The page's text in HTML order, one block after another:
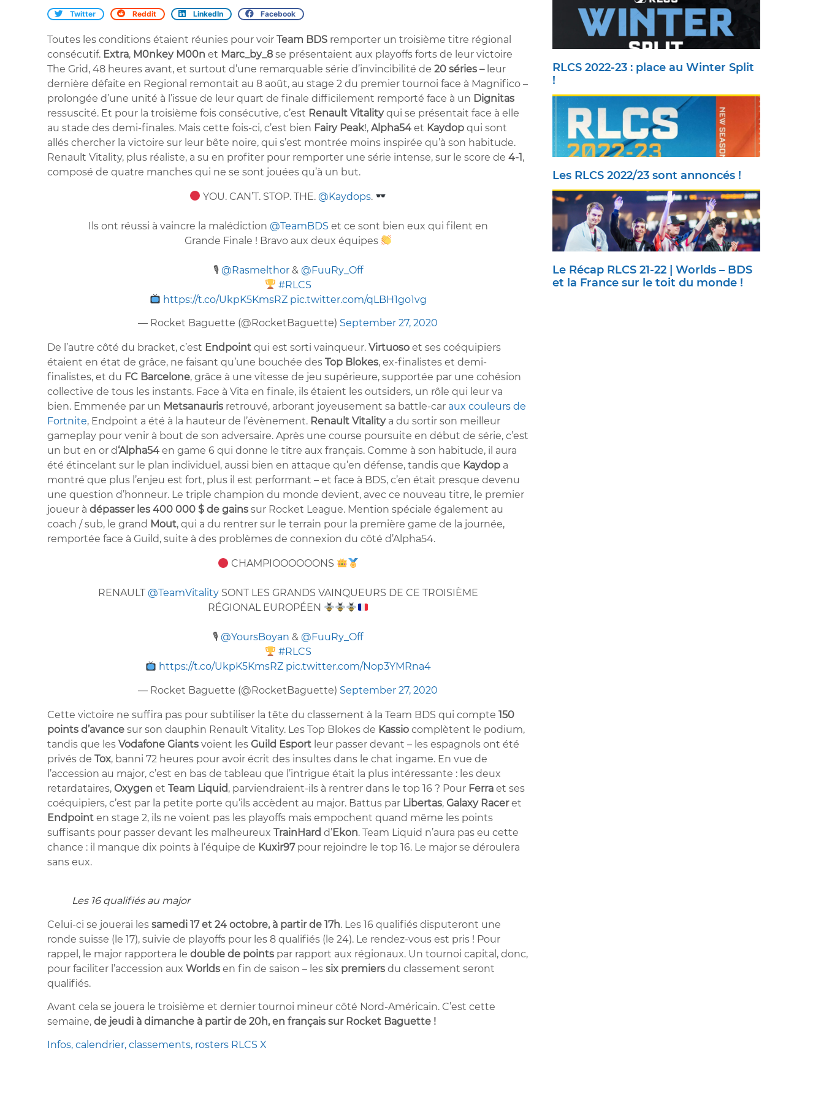
Twitter Reddit LinkedIn Facebook
Toutes les conditions étaient réunies pour voirTeam BDS remporter un troisième titre régional
consécutif. Extra, M0nkey M00net Marc_by_8se présentaient aux playoffs forts de leur victoire
The Grid, 48 heures avant, et surtout d’une remarquable série d’invincibilité de20 séries –leur
dernière défaite en Regional remontait au 8 août, au stage 2 du premier tournoi face à Magnifico –
prolongée d’une unité à l’issue de leur quart de finale difficilement remporté face à un Dignitas
ressuscité. Et pour la troisième fois consécutive, c’est Renault Vitalityqui se présentait face à elle
au stade des demi-finales. Mais cette fois-ci, c’est bien Fairy Peak!,Alpha54et Kaydopqui sont
allés chercher la victoire sur leur bête noire, qui s’est montrée moins inspirée qu’à son habitude.
Renault Vitality, plus réaliste, a su en profiter pour remporter une série intense, sur le score de4-1,
composé de quatre manches qui ne se sont jouées qu’à un but.
YOU. CAN’T. STOP. THE.@Kaydops.
Ils ont réussi à vaincre la malédiction @TeamBDS et ce sont bien eux qui filent en
Grande Finale ! Bravo aux deux équipes
🎙 @Rasmelthor& @FuuRy_Off
#RLCS
https://t.co/UkpK5KmsRZ pic.twitter.com/qLBH1go1vg
— Rocket Baguette (@RocketBaguette) September 27, 2020
De l’autre côté du bracket, c’est Endpointqui est sorti vainqueur.Virtuosoet ses coéquipiers
étaient en état de grâce, ne faisant qu’une bouchée desTop Blokes, ex-finalistes et demi-
finalistes, et du FC Barcelone, grâce à une vitesse de jeu supérieure, supportée par une cohésion
collective de tous les instants. Face à Vita en finale, ils étaient les outsiders, un rôle qui leur va
bien. Emmenée par un Metsanauris retrouvé, arborant joyeusement sa battle-car aux couleurs de
Fortnite, Endpoint a été à la hauteur de l’évènement. Renault Vitalitya du sortir son meilleur
gameplay pour venir à bout de son adversaire. Après une course poursuite en début de série, c’est
un but en or d‘Alpha54en game 6 qui donne le titre aux français. Comme à son habitude, il aura
été étincelant sur le plan individuel, aussi bien en attaque qu’en défense, tandis que Kaydop a
montré que plus l’enjeu est fort, plus il est performant – et face à BDS, c’en était presque devenu
une question d’honneur. Le triple champion du monde devient, avec ce nouveau titre, le premier
joueur àdépasser les 400 000 $ de gainssur Rocket League. Mention spéciale également au
coach / sub, le grand Mout, qui a du rentrer sur le terrain pour la première game de la journée,
remportée face à Guild, suite à des problèmes de connexion du côté d’Alpha54.
CHAMPIOOOOOONS
RENAULT @TeamVitalitySONT LES GRANDS VAINQUEURS DE CE TROISIÈME
RÉGIONAL EUROPÉEN
🎙@YoursBoyan &@FuuRy_Off
#RLCS
https://t.co/UkpK5KmsRZ pic.twitter.com/Nop3YMRna4
— Rocket Baguette (@RocketBaguette) September 27, 2020
Cette victoire ne suffira pas pour subtiliser la tête du classement à la Team BDS qui compte150
points d’avance sur son dauphin Renault Vitality. Les Top Blokes de Kassiocomplètent le podium,
tandis que lesVodafone Giants voient lesGuild Esport leur passer devant – les espagnols ont été
privés deTox, banni 72 heures pour avoir écrit des insultes dans le chat ingame. En vue de
l’accession au major, c’est en bas de tableau que l’intrigue était la plus intéressante : les deux
retardataires,OxygenetTeam Liquid, parviendraient-ils à rentrer dans le top 16 ? Pour Ferraet ses
coéquipiers, c’est par la petite porte qu’ils accèdent au major. Battus par Libertas,Galaxy Raceret
Endpointen stage 2, ils ne voient pas les playoffs mais empochent quand même les points
suffisants pour passer devant les malheureuxTrainHardd’Ekon. Team Liquid n’aura pas eu cette
chance : il manque dix points à l’équipe de Kuxir97 pour rejoindre le top 16. Le major se déroulera
sans eux.
Les 16 qualifiés au major
Celui-ci se jouerai lessamedi 17 et 24 octobre, à partir de 17h. Les 16 qualifiés disputeront une
ronde suisse (le 17), suivie de playoffs pour les 8 qualifiés (le 24). Le rendez-vous est pris ! Pour
rappel, le major rapportera ledouble de points par rapport aux régionaux. Un tournoi capital, donc,
pour faciliter l’accession auxWorldsen fin de saison – lessix premiersdu classement seront
qualifiés.
Avant cela se jouera le troisième et dernier tournoi mineur côté Nord-Américain. C’est cette
semaine,de jeudi à dimanche à partir de 20h, en français sur Rocket Baguette !
Infos, calendrier, classements, rosters RLCS X
RLCS 2022-23 : place au Winter Split
!
Les RLCS 2022/23 sont annoncés !
Le Récap RLCS 21-22 | Worlds – BDS
et la France sur le toit du monde !